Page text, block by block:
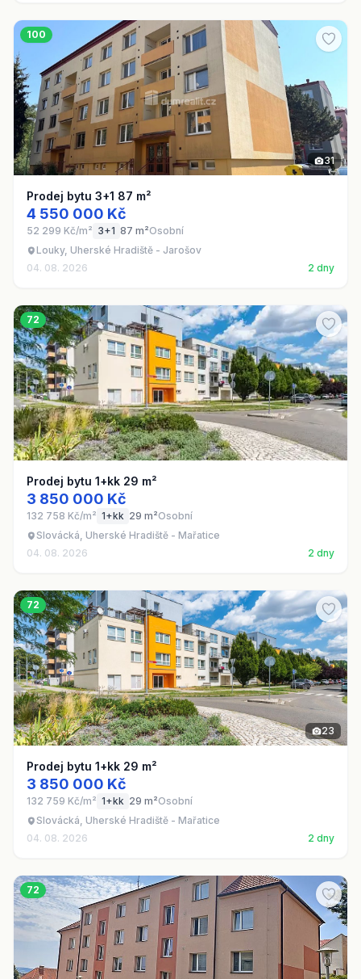
100
31
Prodej bytu 3+1 87 m²
4 550 000 Kč
52 299 Kč/m² 3+1 87 m²Osobní
Louky, Uherské Hradiště - Jarošov
04. 08. 2026
2 dny
72
Prodej bytu 1+kk 29 m²
3 850 000 Kč
132 758 Kč/m² 1+kk 29 m²Osobní
Slovácká, Uherské Hradiště - Mařatice
04. 08. 2026
2 dny
72
23
Prodej bytu 1+kk 29 m²
3 850 000 Kč
132 759 Kč/m² 1+kk 29 m²Osobní
Slovácká, Uherské Hradiště - Mařatice
04. 08. 2026
2 dny
72